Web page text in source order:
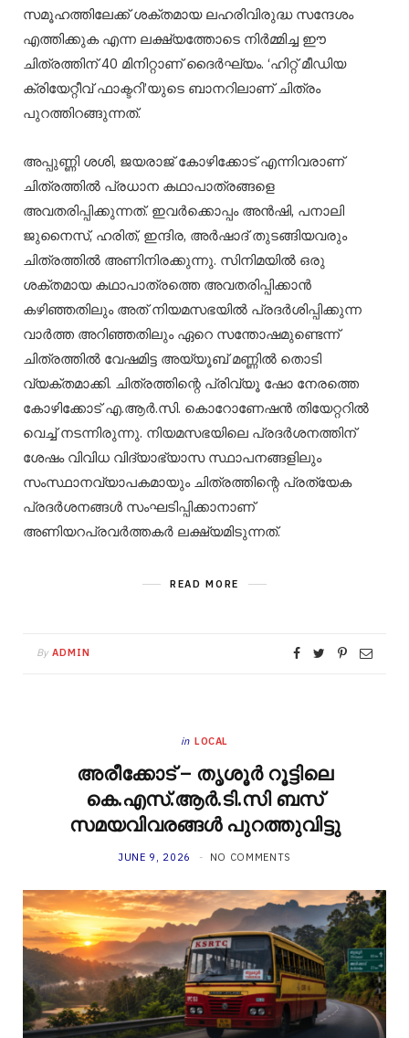
സമൂഹത്തിലേക്ക് ശക്തമായ ലഹരിവിരുദ്ധ സന്ദേശം
എത്തിക്കുക എന്ന ലക്ഷ്യത്തോടെ നിർമ്മിച്ച ഈ
ചിത്രത്തിന് 40 മിനിറ്റാണ് ദൈർഘ്യം. ‘ഹിറ്റ് മീഡിയ
ക്രിയേറ്റീവ് ഫാക്ടറി’യുടെ ബാനറിലാണ് ചിത്രം
പുറത്തിറങ്ങുന്നത്.
അപ്പുണ്ണി ശശി, ജയരാജ് കോഴിക്കോട് എന്നിവരാണ്
ചിത്രത്തിൽ പ്രധാന കഥാപാത്രങ്ങളെ
അവതരിപ്പിക്കുന്നത്. ഇവർക്കൊപ്പം അൻഷി, പനാലി
ജുനൈസ്, ഹരിത്, ഇന്ദിര, അർഷാദ് തുടങ്ങിയവരും
ചിത്രത്തിൽ അണിനിരക്കുന്നു. സിനിമയിൽ ഒരു
ശക്തമായ കഥാപാത്രത്തെ അവതരിപ്പിക്കാൻ
കഴിഞ്ഞതിലും അത് നിയമസഭയിൽ പ്രദർശിപ്പിക്കുന്ന
വാർത്ത അറിഞ്ഞതിലും ഏറെ സന്തോഷമുണ്ടെന്ന്
ചിത്രത്തിൽ വേഷമിട്ട അയ്യൂബ് മണ്ണിൽ തൊടി
വ്യക്തമാക്കി. ചിത്രത്തിന്റെ പ്രിവ്യൂ ഷോ നേരത്തെ
കോഴിക്കോട് എ.ആർ.സി. കൊറോണേഷൻ തിയേറ്ററിൽ
വെച്ച് നടന്നിരുന്നു. നിയമസഭയിലെ പ്രദർശനത്തിന്
ശേഷം വിവിധ വിദ്യാഭ്യാസ സ്ഥാപനങ്ങളിലും
സംസ്ഥാനവ്യാപകമായും ചിത്രത്തിന്റെ പ്രത്യേക
പ്രദർശനങ്ങൾ സംഘടിപ്പിക്കാനാണ്
അണിയറപ്രവർത്തകർ ലക്ഷ്യമിടുന്നത്.
READ MORE
By ADMIN
in LOCAL
അരീക്കോട് – തൃശൂർ റൂട്ടിലെ
കെ.എസ്.ആർ.ടി.സി ബസ്
സമയവിവരങ്ങൾ പുറത്തുവിട്ടു
JUNE 9, 2026 NO COMMENTS